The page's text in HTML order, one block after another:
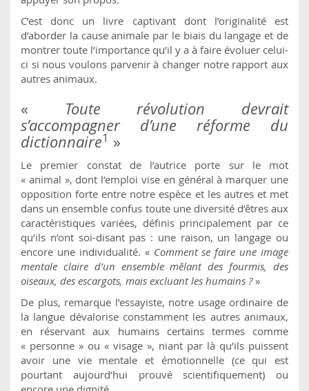
C’est donc un livre captivant dont l’originalité est
d’aborder la cause animale par le biais du langage et de
montrer toute l’importance qu’il y a à faire évoluer celui-
ci si nous voulons parvenir à changer notre rapport aux
autres animaux.
« Toute révolution devrait
s’accompagner d’une réforme du
dictionnaire1 »
Le premier constat de l’autrice porte sur le mot
« animal », dont l’emploi vise en général à marquer une
opposition forte entre notre espèce et les autres et met
dans un ensemble confus toute une diversité d’êtres aux
caractéristiques variées, définis principalement par ce
qu’ils n’ont soi-disant pas : une raison, un langage ou
encore une individualité. « Comment se faire une image
mentale claire d’un ensemble mêlant des fourmis, des
oiseaux, des escargots, mais excluant les humains ?»
De plus, remarque l’essayiste, notre usage ordinaire de
la langue dévalorise constamment les autres animaux,
en réservant aux humains certains termes comme
« personne » ou « visage », niant par là qu’ils puissent
avoir une vie mentale et émotionnelle (ce qui est
pourtant aujourd’hui prouvé scientifiquement) ou